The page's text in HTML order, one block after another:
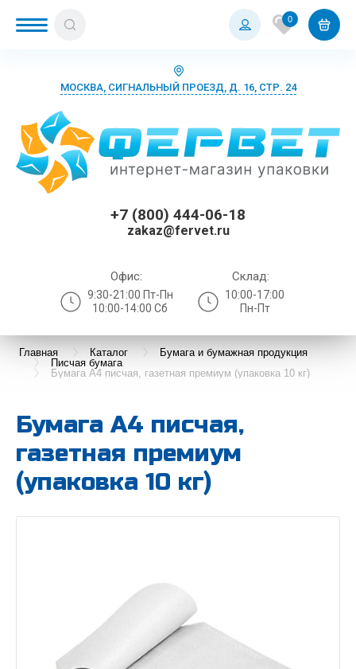
0
МОСКВА, СИГНАЛЬНЫЙ ПРОЕЗД, Д. 16, СТР. 24
+7 (800) 444-06-18
zakaz@fervet.ru
Офис:
9:30-21:00 Пт-Пн
10:00-14:00 Сб
Склад:
10:00-17:00
Пн-Пт
Главная Каталог
Бумага и бумажная продукция
Писчая бумага
Бумага А4 писчая, газетная премиум (упаковка 10 кг)
Бумага А4 писчая,
газетная премиум
(упаковка 10 кг)